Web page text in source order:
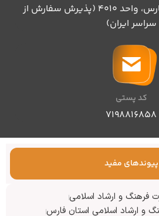
شیراز، مجتمع خلیج فارس، واحد ۴۰۱۰ (پذیرش سفارش از
سراسر ایران)
کد پستی
۷۱۹۸۸۱۶۸۵۸
پیوندهای مفید
فرهنگ و ارشاد اسلامی
و ارشاد اسلامی استان فارس